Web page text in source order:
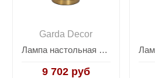
Garda Decor
Лампа настольная (белый плафон) 22-88456
9 702 руб